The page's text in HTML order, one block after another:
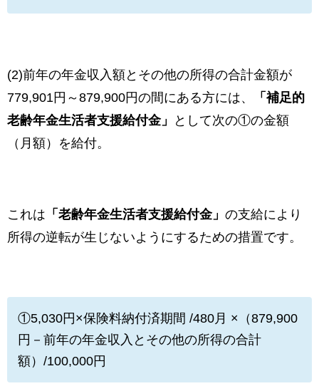
(2)前年の年金収入額とその他の所得の合計金額が
779,901円～879,900円の間にある方には、
「補足的
老齢年金生活者支援給付金」
として次の①の金額
（月額）を給付。
これは 「老齢年金生活者支援給付金」 の支給により
所得の逆転が生じないようにするための措置です。
①5,030円×保険料納付済期間 /480月 ×（879,900
円－前年の年金収入とその他の所得の合計
額）/100,000円